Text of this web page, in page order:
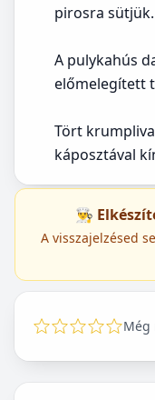
pirosra sütjük.
A pulykahús
előmelegített
Tört
káposztával
👨‍🍳
A visszajelzésed
Még